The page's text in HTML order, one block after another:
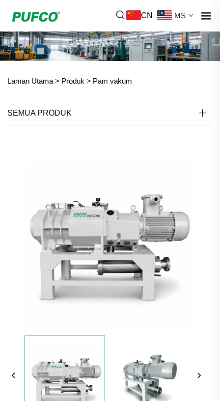
CN MS
Laman Utama > Produk > Pam vakum
SEMUA PRODUK